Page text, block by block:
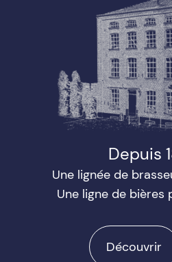
Depuis
Une lignée de
Une ligne de bières
Découvrir